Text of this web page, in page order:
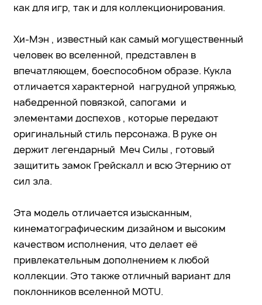
как для игр, так и для коллекционирования.
Хи-Мэн , известный как самый могущественный
человек во вселенной, представлен в
впечатляющем, боеспособном образе. Кукла
отличается характерной нагрудной упряжью,
набедренной повязкой, сапогами и
элементами доспехов , которые передают
оригинальный стиль персонажа. В руке он
держит легендарный Меч Силы , готовый
защитить замок Грейскалл и всю Этернию от
сил зла.
Эта модель отличается изысканным,
кинематографическим дизайном и высоким
качеством исполнения, что делает её
привлекательным дополнением к любой
коллекции. Это также отличный вариант для
поклонников вселенной MOTU.